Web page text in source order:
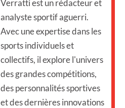
Verratti est un rédacteur et
analyste sportif aguerri.
Avec une expertise dans les
sports individuels et
collectifs, il explore l'univers
des grandes compétitions,
des personnalités sportives
et des dernières innovations